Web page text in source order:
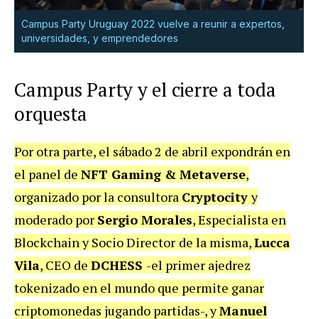
Campus Party Uruguay 2022 vuelve a reunir a expertos,
universidades, y emprendedores
Campus Party y el cierre a toda
orquesta
Por otra parte, el sábado 2 de abril expondrán en
el panel de NFT Gaming & Metaverse,
organizado por la consultora Cryptocityy
moderado por Sergio Morales, Especialista en
Blockchain y Socio Director de la misma,Lucca
Vila, CEO de DCHESS -el primer ajedrez
tokenizado en el mundo que permite ganar
criptomonedas jugando partidas-, yManuel